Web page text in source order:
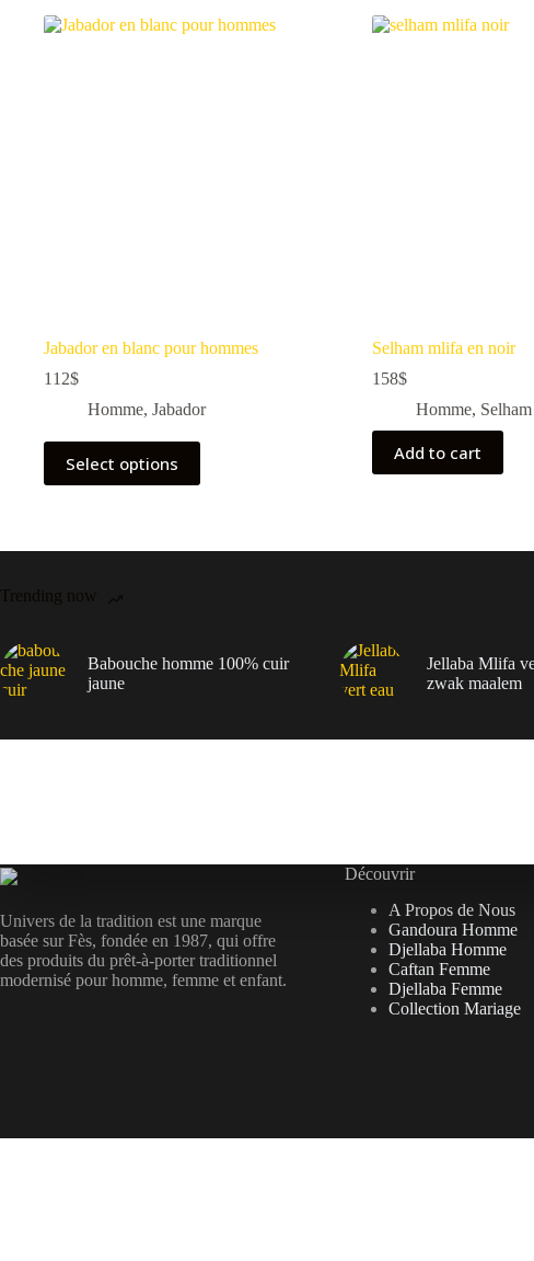
Jabador en blanc pour hommes
112$
Homme, Jabador
Select options
Selham mlifa en noir
158$
Homme, Selham
Add to cart
Trending now
Babouche homme 100% cuir
jaune
Jellaba Mlifa
zwak maalem
Univers de la tradition est une marque
basée sur Fès, fondée en 1987, qui offre
des produits du prêt-à-porter traditionnel
modernisé pour homme, femme et enfant.
Découvrir
A Propos de Nous
Gandoura Homme
Djellaba Homme
Caftan Femme
Djellaba Femme
Collection Mariage